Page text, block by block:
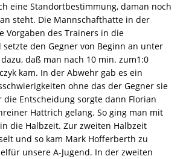
eine Standortbestimmung, daman noch
steht. Die Mannschafthatte in der
Vorgaben des Trainers in die
den Gegner von Beginn an unter
daß man nach 10 min. zum1:0
kam. In der Abwehr gab es ein
ohne das der Gegner sie
die Entscheidung sorgte dann Florian
Hattrich gelang. So ging man mit
die Halbzeit. Zur zweiten Halbzeit
und so kam Mark Hofferberth zu
unsere A-Jugend. In der zweiten